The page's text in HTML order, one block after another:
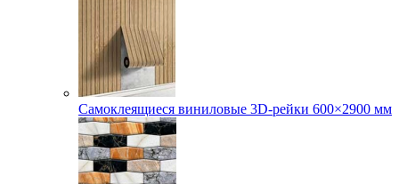
Самоклеящиеся виниловые 3D‑рейки 600×2900 мм